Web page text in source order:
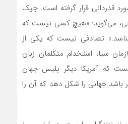
قدردانی قرار گرفته است. جیک
می‌گوید: «هیچ کسی نیست که
تصادفی نیست که یکی از
سیا، استخدام متکلمان زبان
که آمریکا دیگر پلیس جهان
باشد جهانی را شکل دهد که آن را